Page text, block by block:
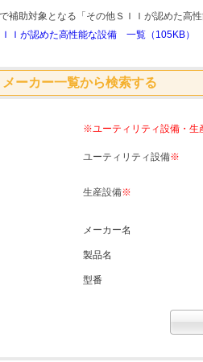
補助対象となる「その他ＳＩＩが認めた高
Ｉが認めた高性能な設備 一覧（105KB）
メーカー一覧から検索する
※ユーティリティ設備・生
ユーティリティ設備※
生産設備※
メーカー名
製品名
型番